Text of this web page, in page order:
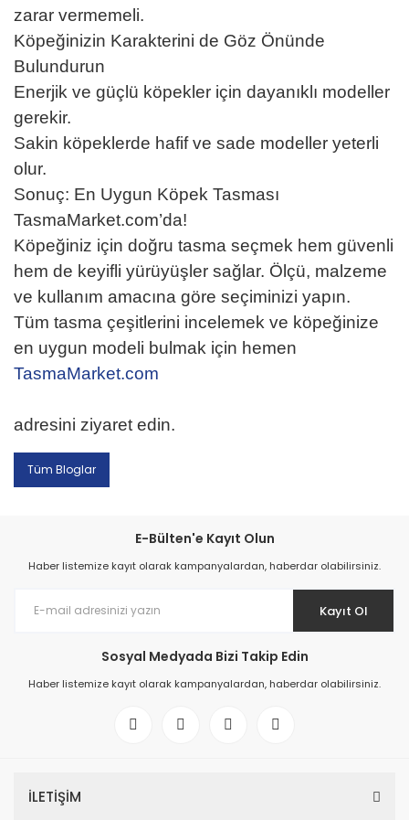
zarar vermemeli.
Köpeğinizin Karakterini de Göz Önünde
Bulundurun
Enerjik ve güçlü köpekler için dayanıklı modeller
gerekir.
Sakin köpeklerde hafif ve sade modeller yeterli
olur.
Sonuç: En Uygun Köpek Tasması
TasmaMarket.com’da!
Köpeğiniz için doğru tasma seçmek hem güvenli
hem de keyifli yürüyüşler sağlar. Ölçü, malzeme
ve kullanım amacına göre seçiminizi yapın.
Tüm tasma çeşitlerini incelemek ve köpeğinize
en uygun modeli bulmak için hemen
TasmaMarket.com
adresini ziyaret edin.
Tüm Bloglar
E-Bülten'e Kayıt Olun
Haber listemize kayıt olarak kampanyalardan, haberdar olabilirsiniz.
Kayıt Ol
Sosyal Medyada Bizi Takip Edin
Haber listemize kayıt olarak kampanyalardan, haberdar olabilirsiniz.
İLETİŞİM